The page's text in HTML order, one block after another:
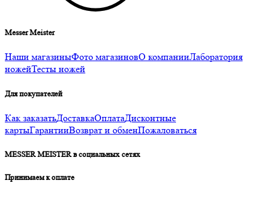
Messer Meister
Наши магазиныФото магазиновО компанииЛаборатория
ножейТесты ножей
Для покупателей
Как заказатьДоставкаОплатаДисконтные
картыГарантииВозврат и обменПожаловаться
MESSER MEISTER в социальных сетях
Принимаем к оплате